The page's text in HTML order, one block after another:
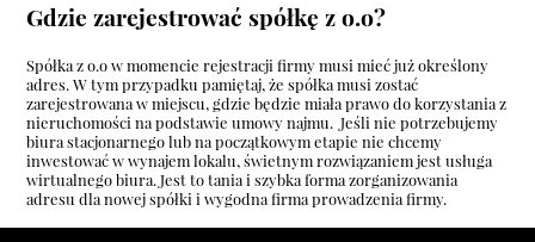
Gdzie zarejestrować spółkę z o.o?
Spółka z o.o w momencie rejestracji firmy musi mieć już określony
adres. W tym przypadku pamiętaj, że spółka musi zostać
zarejestrowana w miejscu, gdzie będzie miała prawo do korzystania z
nieruchomości na podstawie umowy najmu. Jeśli nie potrzebujemy
biura stacjonarnego lub na początkowym etapie nie chcemy
inwestować w wynajem lokalu, świetnym rozwiązaniem jest usługa
wirtualnego biura. Jest to tania i szybka forma zorganizowania
adresu dla nowej spółki i wygodna firma prowadzenia firmy.